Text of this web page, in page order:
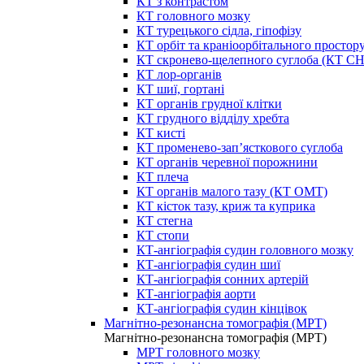
КТ головного мозку
КТ турецького сідла, гіпофізу
КТ орбіт та краніоорбітального
КТ скронево-щелепного суглоба (КТ
КТ лор-органів
КТ шиї, гортані
КТ органів грудної клітки
КТ грудного відділу хребта
КТ кисті
КТ променево-зап’ясткового суглоба
КТ органів черевної порожнини
КТ плеча
КТ органів малого тазу (КТ ОМТ)
КТ кісток тазу, криж та куприка
КТ стегна
КТ стопи
КТ-ангіографія судин головного мозку
КТ-ангіографія судин шиї
КТ-ангіографія сонних артерій
КТ-ангіографія аорти
КТ-ангіографія судин кінцівок
Магнітно-резонансна томографія (МРТ)
Магнітно-резонансна томографія (МРТ)
МРТ головного мозку